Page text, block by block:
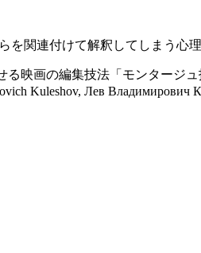
関連付けて解釈してしまう心理
映画の編集技法「モンタージ
Kuleshov, Лев Владимирович